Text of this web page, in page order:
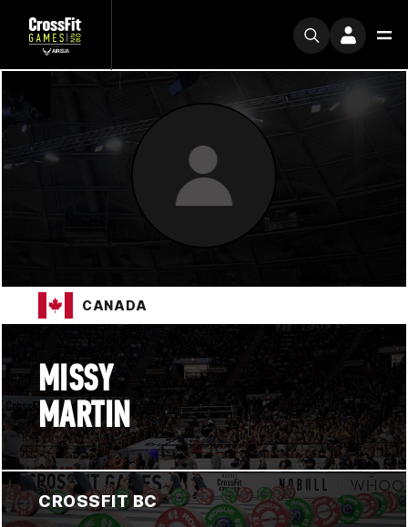
CANADA
MISSY
MARTIN
CROSSFIT BC